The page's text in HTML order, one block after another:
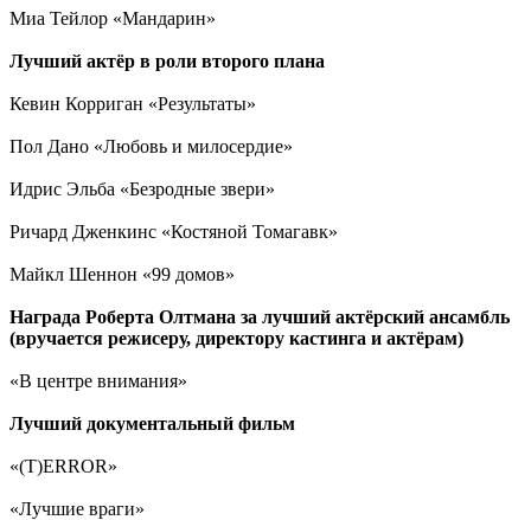
Миа Тейлор «Мандарин»
Лучший актёр в роли второго плана
Кевин Корриган «Результаты»
Пол Дано «Любовь и милосердие»
Идрис Эльба «Безродные звери»
Ричард Дженкинс «Костяной Томагавк»
Майкл Шеннон «99 домов»
Награда Роберта Олтмана за лучший актёрский ансамбль
(вручается режисеру, директору кастинга и актёрам)
«В центре внимания»
Лучший документальный фильм
«(T)ERROR»
«Лучшие враги»